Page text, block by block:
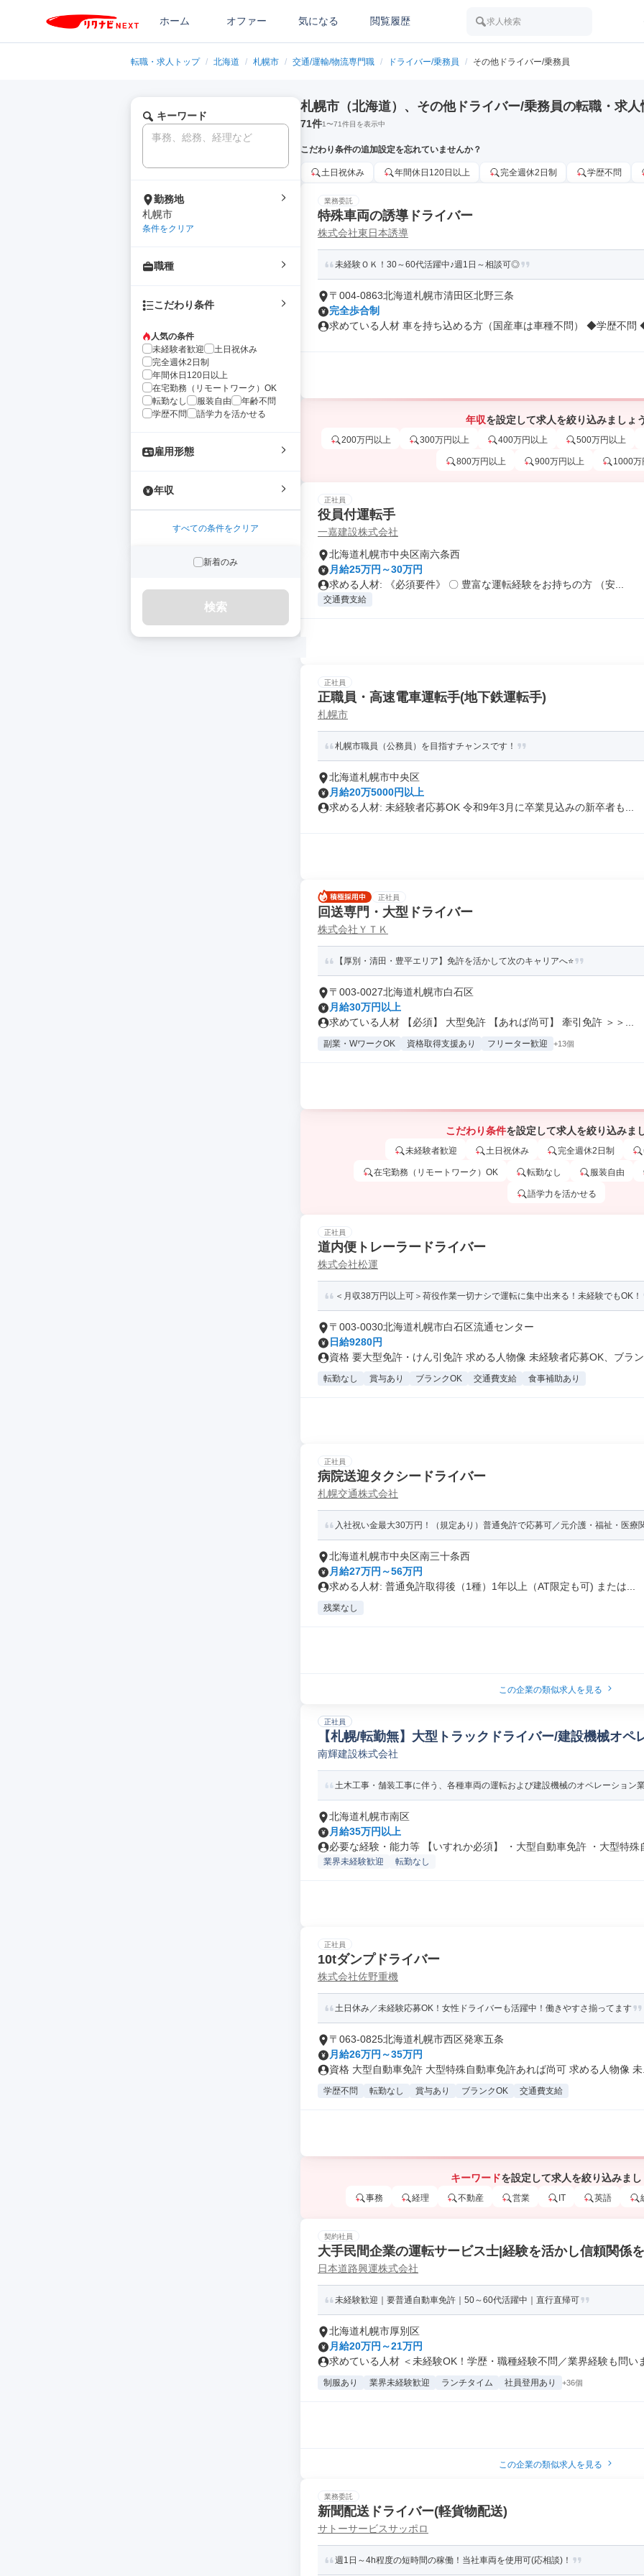
ホーム オファー 気になる 閲覧履歴 求人検索
転職・求人トップ / 北海道 / 札幌市 / 交通/運輸/物流専門職 / ドライバー/乗務員 / その他ドライバー/乗務員
キーワード
勤務地
札幌市
条件をクリア
職種
こだわり条件
人気の条件
未経験者歓迎
土日祝休み
完全週休2日制
年間休日120日以上
在宅勤務（リモートワーク）OK
転勤なし
服装自由
年齢不問
学歴不問
語学力を活かせる
雇用形態
年収
すべての条件をクリア
新着のみ
検索
札幌市（北海道）、その他ドライバー/乗務員の転職・求人
71件1〜71件目を表示中
こだわり条件の追加設定を忘れていませんか？
土日祝休み 年間休日120日以上 完全週休2日制 学歴不問
業務委託
特殊車両の誘導ドライバー
株式会社東日本誘導
未経験ＯＫ！30～60代活躍中♪週1日～相談可◎
〒004-0863北海道札幌市清田区北野三条
完全歩合制
求めている人材 車を持ち込める方（国産車は車種不問） ◆学歴不問
年収を設定して求人を絞り込みましょ
200万円以上 300万円以上 400万円以上 500万円以上
800万円以上 900万円以上 1000万
正社員
役員付運転手
一嘉建設株式会社
北海道札幌市中央区南六条西
月給25万円～30万円
求める人材: 《必須要件》 〇 豊富な運転経験をお持ちの方 （安...
交通費支給
正社員
正職員・高速電車運転手(地下鉄運転手)
札幌市
札幌市職員（公務員）を⽬指すチャンスです！
北海道札幌市中央区
月給20万5000円以上
求める人材: 未経験者応募OK 令和9年3月に卒業見込みの新卒者も...
正社員
回送専門・大型ドライバー
株式会社ＹＴＫ
【厚別・清田・豊平エリア】免許を活かして次のキャリアへ⭐
〒003-0027北海道札幌市白石区
月給30万円以上
求めている人材 【必須】 大型免許 【あれば尚可】 牽引免許 ＞＞...
副業・WワークOK 資格取得支援あり フリーター歓迎 +13個
こだわり条件を設定して求人を絞り込みま
未経験者歓迎 土日祝休み 完全週休2日制
在宅勤務（リモートワーク）OK 転勤なし 服装自由
語学力を活かせる
正社員
道内便トレーラードライバー
株式会社松運
＜月収38万円以上可＞荷役作業一切ナシで運転に集中出来る！未経験でもOK！
〒003-0030北海道札幌市白石区流通センター
日給9280円
資格 要大型免許・けん引免許 求める人物像 未経験者応募OK、ブラ
転勤なし 賞与あり ブランクOK 交通費支給 食事補助あり
正社員
病院送迎タクシードライバー
札幌交通株式会社
入社祝い金最大30万円！（規定あり）普通免許で応募可／元介護・福祉・医療
北海道札幌市中央区南三十条西
月給27万円～56万円
求める人材: 普通免許取得後（1種）1年以上（AT限定も可) または...
残業なし
この企業の類似求人を見る
正社員
【札幌/転勤無】大型トラックドライバー/建設機械オペ
ー/乗務員
南輝建設株式会社
土木工事・舗装工事に伴う、各種車両の運転および建設機械のオペレーション
北海道札幌市南区
月給35万円以上
必要な経験・能力等 【いすれか必須】 ・大型自動車免許 ・大型特殊
業界未経験歓迎 転勤なし
正社員
10tダンプドライバー
株式会社佐野重機
土日休み／未経験応募OK！女性ドライバーも活躍中！働きやすさ揃ってます
〒063-0825北海道札幌市西区発寒五条
月給26万円～35万円
資格 大型自動車免許 大型特殊自動車免許あれば尚可 求める人物像
学歴不問 転勤なし 賞与あり ブランクOK 交通費支給
キーワードを設定して求人を絞り込みま
事務 経理 不動産 営業 IT 英語
契約社員
大手民間企業の運転サービス士|経験を活かし信頼関係
日本道路興運株式会社
未経験歓迎｜要普通自動車免許｜50～60代活躍中｜直行直帰可
北海道札幌市厚別区
月給20万円～21万円
求めている人材 ＜未経験OK！学歴・職種経験不問／業界経験も問い
制服あり 業界未経験歓迎 ランチタイム 社員登用あり +36個
この企業の類似求人を見る
業務委託
新聞配送ドライバー(軽貨物配送)
サトーサービスサッポロ
週1日～4h程度の短時間の稼働！当社車両を使用可(応相談)！